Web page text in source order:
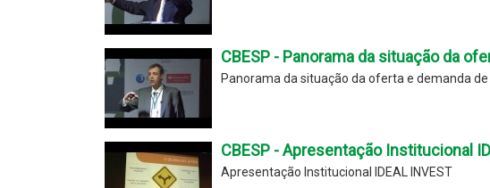
CBESP - Panorama da situação da
Panorama da situação da oferta e demanda de
CBESP - Apresentação Institucional
Apresentação Institucional IDEAL INVEST